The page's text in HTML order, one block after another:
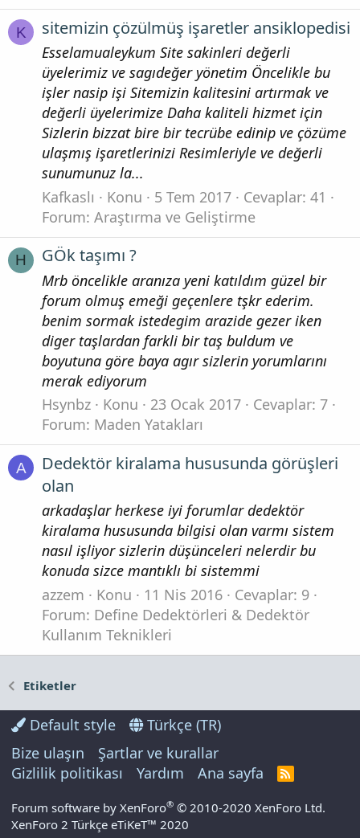
K sitemizin çözülmüş işaretler ansiklopedisi
Esselamualeykum Site sakinleri değerli
üyelerimiz ve sagıdeğer yönetim Öncelikle bu
işler nasip işi Sitemizin kalitesini artırmak ve
değerli üyelerimize Daha kaliteli hizmet için
Sizlerin bizzat bire bir tecrübe edinip ve çözüme
ulaşmış işaretlerinizi Resimleriyle ve değerli
sunumunuz la...
Kafkaslı
Konu 5 Tem 2017
Cevaplar: 41
Forum: Araştırma ve Geliştirme
H GÖk taşımı ?
Mrb öncelikle aranıza yeni katıldım güzel bir
forum olmuş emeği geçenlere tşkr ederim.
benim sormak istedegim arazide gezer iken
diger taşlardan farkli bir taş buldum ve
boyutuna göre baya agır sizlerin yorumlarını
merak ediyorum
Hsynbz
Konu 23 Ocak 2017
Cevaplar: 7
Forum: Maden Yatakları
A
Dedektör kiralama hususunda görüşleri
olan
arkadaşlar herkese iyi forumlar dedektör
kiralama hususunda bilgisi olan varmı sistem
nasıl işliyor sizlerin düşünceleri nelerdir bu
konuda sizce mantıklı bi sistemmi
azzem
Konu 11 Nis 2016
Cevaplar: 9
Forum: Define Dedektörleri & Dedektör
Kullanım Teknikleri
Etiketler
Default style
Türkçe (TR)
Bize ulaşın
Şartlar ve kurallar
Gizlilik politikası
Yardım Ana sayfa
R
S
Forum software by XenForo® © 2010-2020 XenForo Ltd.
XenForo 2 Türkçe eTiKeT™ 2020